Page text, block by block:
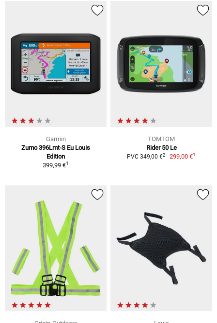
Garmin
Zumo 396Lmt-S Eu Louis
Edition
399,99 €1
TOMTOM
Rider 50 Le
PVC 349,00 €2 299,00 €1